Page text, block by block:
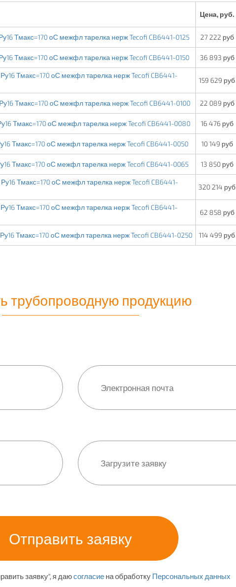
Цена, руб.
Тмакс=170 оС межфл тарелка нерж Tecofi CB6441-0125 27 222 руб
Тмакс=170 оС межфл тарелка нерж Tecofi CB6441-0150 36 893 руб
Тмакс=170 оС межфл тарелка нерж Tecofi CB6441-
159 629 руб
Тмакс=170 оС межфл тарелка нерж Tecofi CB6441-0100 22 089 руб
Тмакс=170 оС межфл тарелка нерж Tecofi CB6441-0080 16 476 руб
Тмакс=170 оС межфл тарелка нерж Tecofi CB6441-0050 10 149 руб
Тмакс=170 оС межфл тарелка нерж Tecofi CB6441-0065 13 850 руб
Тмакс=170 оС межфл тарелка нерж Tecofi CB6441-
320 214 руб
Тмакс=170 оС межфл тарелка нерж Tecofi CB6441-
62 858 руб
Тмакс=170 оС межфл тарелка нерж Tecofi CB6441-0250 114 499 руб
трубопроводную продукцию
заявку", я даюсогласие на обработку Персональных данных